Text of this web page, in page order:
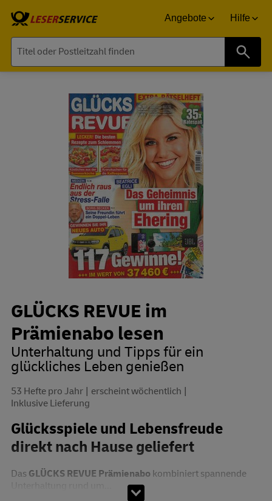
Angebote Hilfe
GLÜCKS REVUE im
Prämienabo lesen
Unterhaltung und Tipps für ein
glückliches Leben genießen
53 Hefte pro Jahr
erscheint wöchentlich
Inklusive Lieferung
Glücksspiele und Lebensfreude
direkt nach Hause geliefert
Das GLÜCKS REVUE Prämienabo kombiniert spannende